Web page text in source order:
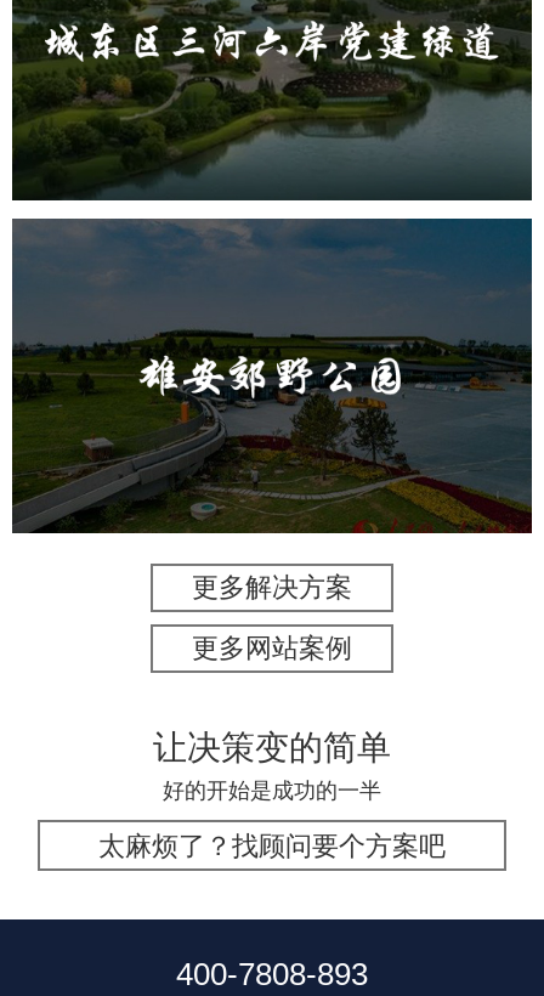
旅游休闲 公园 AI人工智能 智慧公园
智能步道
AR太极
智能大数据平台
公园 AI人工智能 智慧公园
智能照明系统
智能垃圾桶
更多解决方案
更多网站案例
让决策变的简单
好的开始是成功的一半
太麻烦了？找顾问要个方案吧
400-7808-893